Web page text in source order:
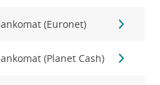
(Euronet)
(Planet Cash)